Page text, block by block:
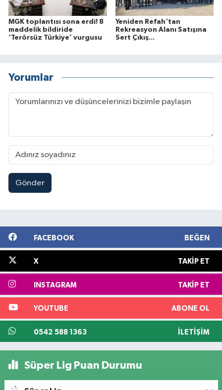
MGK toplantısı sona erdi! 8
maddelik bildiride
‘Terörsüz Türkiye’ vurgusu
Yeniden Refah'tan
Rekreasyon Alanı Satışına
Sert Çıkış...
Yorumlar
Gönder
FACEBOOK BEĞEN
X TAKIP ET
INSTAGRAM TAKIP ET
YOUTUBE ABONE OL
0542 588 1363 İLETIŞIM
Süper Lig Puan Durumu